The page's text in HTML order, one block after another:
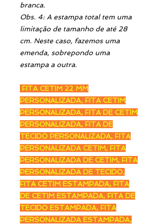
branca.
Obs. 4: A estampa total tem uma
limitação de tamanho de até 28
cm. Neste caso, fazemos uma
emenda, sobrepondo uma
estampa a outra.
FITA CETIM 22 MM
PERSONALIZADA, FITA CETIM
PERSONALIZADA, FITA DE CETIM
PERSONALIZADA, FITA DE
TECIDO PERSONALIZADA, FITA
PERSONALIZADA CETIM, FITA
PERSONALIZADA DE CETIM, FITA
PERSONALIZADA DE TECIDO,
FITA CETIM ESTAMPADA, FITA
DE CETIM ESTAMPADA, FITA DE
TECIDO ESTAMPADA, FITA
PERSONALIZADA ESTAMPADA,